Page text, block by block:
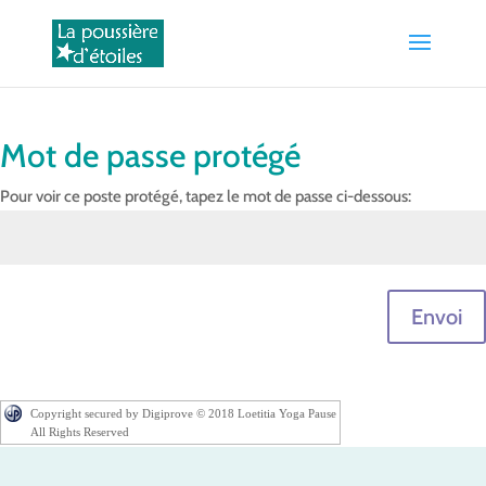
Mot de passe protégé
Pour voir ce poste protégé, tapez le mot de passe ci-dessous:
Envoi
Copyright secured by Digiprove © 2018 Loetitia Yoga Pause
All Rights Reserved